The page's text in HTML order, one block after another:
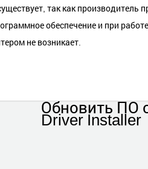
так как производитель
обеспечение и при
не возникает.
Обновить ПО
Driver Installer